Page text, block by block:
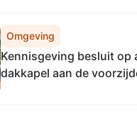
Omgeving
Kennisgeving besluit op
dakkapel aan de